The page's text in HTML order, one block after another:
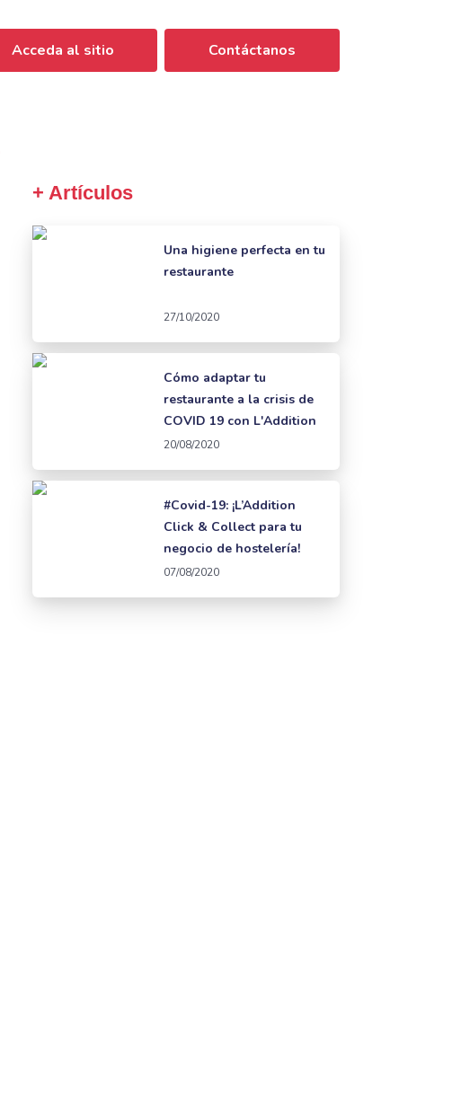
Acceda al sitio Contáctanos
+ Artículos
Una higiene perfecta en tu
restaurante
27/10/2020
Cómo adaptar tu
restaurante a la crisis de
COVID 19 con L'Addition
20/08/2020
#Covid-19: ¡L’Addition
Click & Collect para tu
negocio de hostelería!
07/08/2020